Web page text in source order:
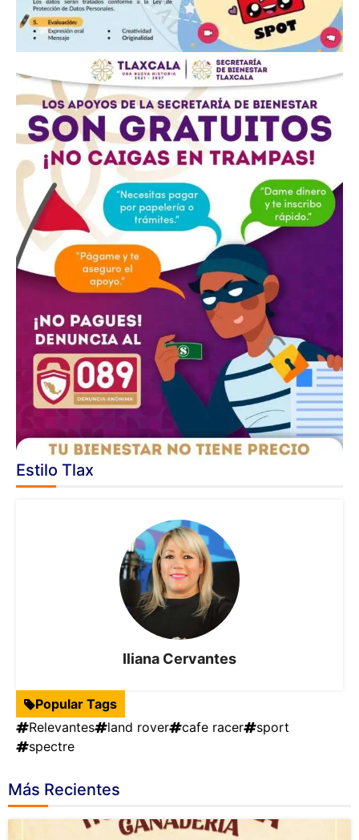
Estilo Tlax
Iliana Cervantes
Popular Tags
Relevantes
land rover cafe racer
sport
spectre
Más Recientes